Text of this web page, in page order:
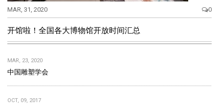
MAR, 31, 2020 0
开馆啦！全国各大博物馆开放时间汇总
MAR, 23, 2020
中国雕塑学会
OCT, 09, 2017